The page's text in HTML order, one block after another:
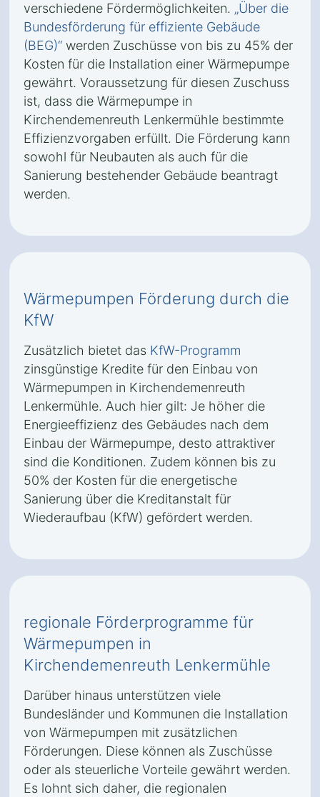
verschiedene Fördermöglichkeiten. „Über die
Bundesförderung für effiziente Gebäude
(BEG)“ werden Zuschüsse von bis zu 45% der
Kosten für die Installation einer Wärmepumpe
gewährt. Voraussetzung für diesen Zuschuss
ist, dass die Wärmepumpe in
Kirchendemenreuth Lenkermühle bestimmte
Effizienzvorgaben erfüllt. Die Förderung kann
sowohl für Neubauten als auch für die
Sanierung bestehender Gebäude beantragt
werden.
Wärmepumpen Förderung durch die
KfW
Zusätzlich bietet das KfW-Programm
zinsgünstige Kredite für den Einbau von
Wärmepumpen in Kirchendemenreuth
Lenkermühle. Auch hier gilt: Je höher die
Energieeffizienz des Gebäudes nach dem
Einbau der Wärmepumpe, desto attraktiver
sind die Konditionen. Zudem können bis zu
50% der Kosten für die energetische
Sanierung über die Kreditanstalt für
Wiederaufbau (KfW) gefördert werden.
regionale Förderprogramme für
Wärmepumpen in
Kirchendemenreuth Lenkermühle
Darüber hinaus unterstützen viele
Bundesländer und Kommunen die Installation
von Wärmepumpen mit zusätzlichen
Förderungen. Diese können als Zuschüsse
oder als steuerliche Vorteile gewährt werden.
Es lohnt sich daher, die regionalen